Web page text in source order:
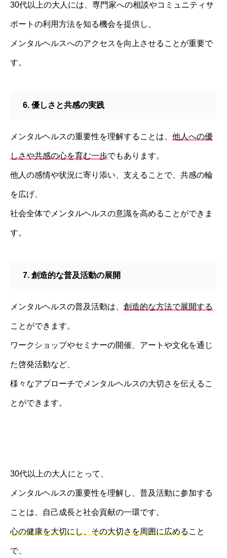
30代以上の大人には、専門家への相談やコミュニティサ
ポートの利用方法を知る機会を提供し、
メンタルヘルスへのアクセスを向上させることが重要で
す。
6. 優しさと共感の実践
メンタルヘルスの重要性を理解することは、 他人への優
しさや共感の心を育む一歩でもあります。
他人の感情や状況に寄り添い、支えることで、共感の輪
を広げ、
社会全体でメンタルヘルスの意識を高めることができま
す。
7. 創造的な普及活動の展開
メンタルヘルスの普及活動は、 創造的な方法で展開する
ことができます。
ワークショップやセミナーの開催、アートや文化を通じ
た啓発活動など、
様々なアプローチでメンタルヘルスの大切さを伝えるこ
とができます。
30代以上の大人にとって、
メンタルヘルスの重要性を理解し、普及活動に参加する
ことは、自己成長と社会貢献の一環です。
心の健康を大切にし、その大切さを周囲に広める こと
で、